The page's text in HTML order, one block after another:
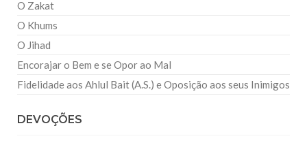
O Zakat
O Khums
O Jihad
Encorajar o Bem e se Opor ao Mal
Fidelidade aos Ahlul Bait (A.S.) e Oposição aos seus Inimigos
DEVOÇÕES